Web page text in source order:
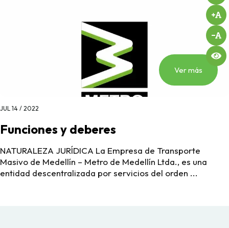
Ver más
JUL 14 / 2022
Funciones y deberes
NATURALEZA JURÍDICA La Empresa de Transporte
Masivo de Medellín – Metro de Medellín Ltda., es una
entidad descentralizada por servicios del orden ...